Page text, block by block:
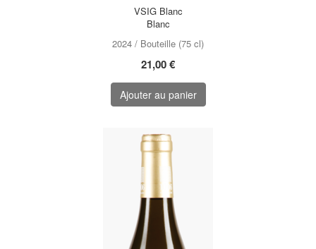
VSIG Blanc
Blanc
2024 / Bouteille (75 cl)
21,00 €
Ajouter au panier